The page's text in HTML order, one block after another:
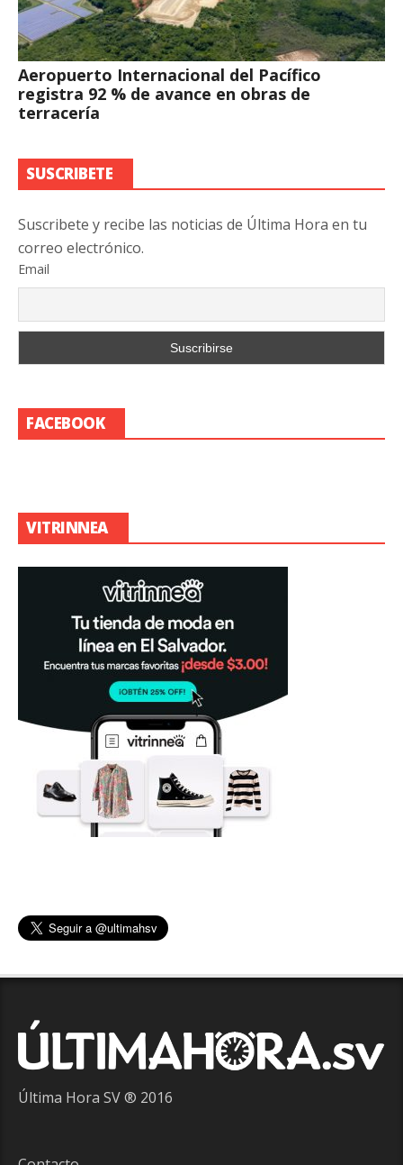
Aeropuerto Internacional del Pacífico
registra 92 % de avance en obras de
terracería
SUSCRIBETE
Suscribete y recibe las noticias de Última Hora en tu
correo electrónico.
Email
FACEBOOK
VITRINNEA
Última Hora SV ® 2016